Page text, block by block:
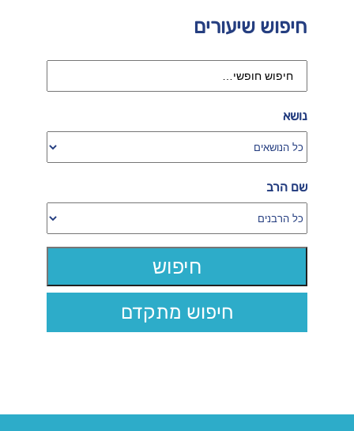
חיפוש שיעורים
נושא
שם הרב
חיפוש מתקדם